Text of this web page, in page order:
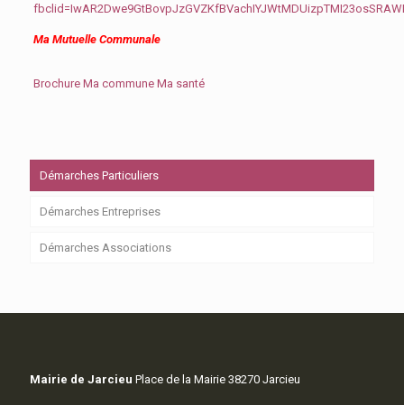
Ma Mutuelle Communale
Brochure Ma commune Ma santé
Démarches Particuliers
Démarches Entreprises
Démarches Associations
Mairie de Jarcieu Place de la Mairie 38270 Jarcieu